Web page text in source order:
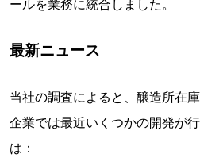
ールを業務に統合しました。
最新ニュース
当社の調査によると、醸造所在
企業では最近いくつかの開発が
は：